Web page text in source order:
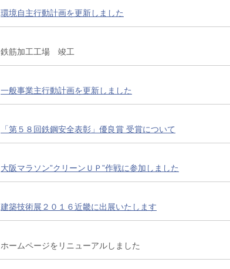
環境自主行動計画を更新しました
鉄筋加工工場 竣工
一般事業主行動計画を更新しました
「第５８回鉄鋼安全表彰」優良賞 受賞について
大阪マラソン”クリーンＵＰ”作戦に参加しました
建築技術展２０１６近畿に出展いたします
ホームページをリニューアルしました